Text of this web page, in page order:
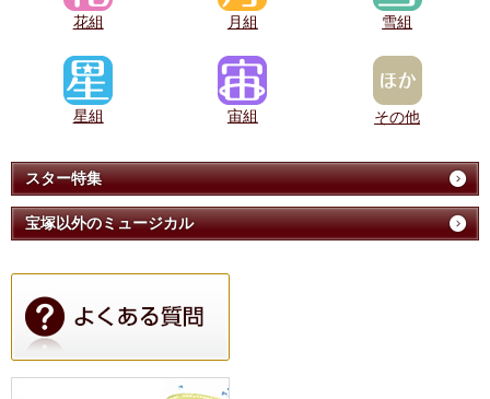
花組 月組 雪組
星組 宙組 その他
スター特集
宝塚以外のミュージカル